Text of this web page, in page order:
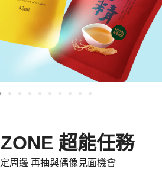
超能任務
周邊 再抽與偶像見面機會